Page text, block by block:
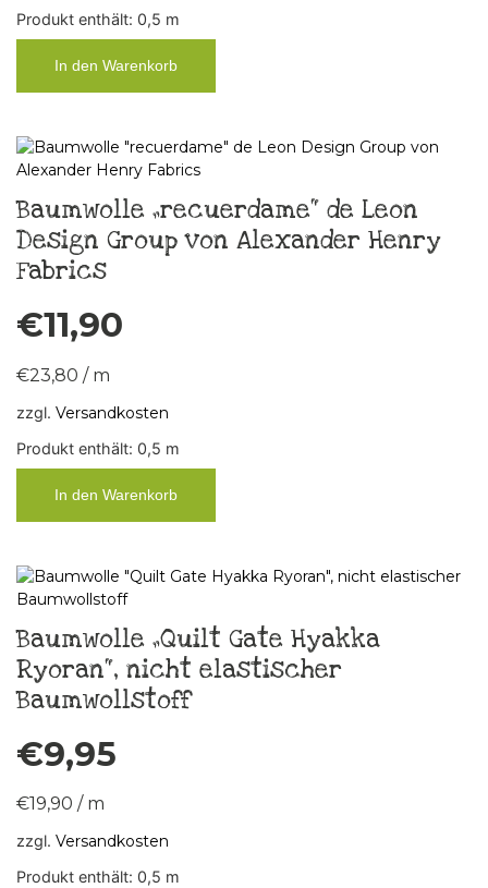
Produkt enthält: 0,5 m
In den Warenkorb
Baumwolle „recuerdame“ de Leon
Design Group von Alexander Henry
Fabrics
€11,90
€23,80 / m
zzgl. Versandkosten
Produkt enthält: 0,5 m
In den Warenkorb
Baumwolle „Quilt Gate Hyakka
Ryoran“, nicht elastischer
Baumwollstoff
€9,95
€19,90 / m
zzgl. Versandkosten
Produkt enthält: 0,5 m